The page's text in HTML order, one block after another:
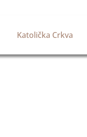
Katolička Crkva